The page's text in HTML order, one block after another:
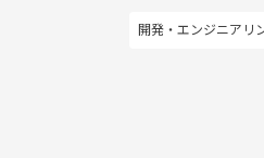
開発・エンジニアリ